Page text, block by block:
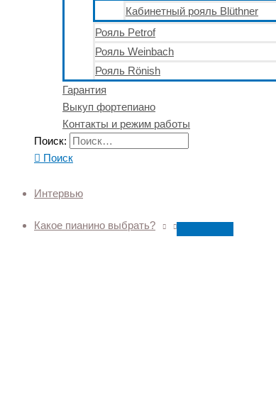
Кабинетный рояль Blüthner
Рояль Petrof
Рояль Weinbach
Рояль Rönish
Гарантия
Выкуп фортепиано
Контакты и режим работы
Поиск:
Поиск
Интервью
Какое пианино выбрать?